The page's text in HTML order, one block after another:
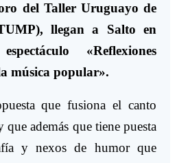
del Taller Uruguayo de
llegan a Salto en
«Reflexiones
música popular».
que fusiona el canto
además que tiene puesta
y nexos de humor que